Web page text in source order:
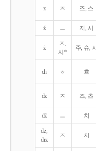
z ㅈ 즈, 스
ź ㅡ 지, 시
ż
ㅈ,
시*
주, 슈, 시
ch ㅎ 흐
dz ㅈ 즈, 츠
dź ㅡ 치
dż,
drz
ㅈ 치